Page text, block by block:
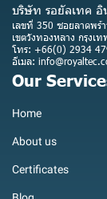
บริษัท รอยัลเทค อิ
เลขที่ 350 ซอยลาดพร้
เขตวังทองหลาง กรุงเ
โทร: +66(0) 2934
อีเมล:
Our
Home
About us
Certificates